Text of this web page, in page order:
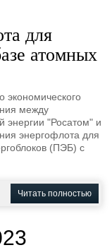
для
атомных
экономического
между
энергии "Росатом" и
энергофлота для
(ПЭБ) с
Читать полностью